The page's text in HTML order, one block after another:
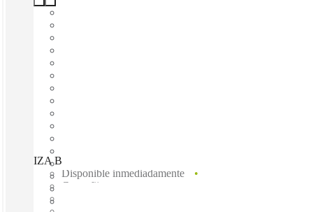
IZA BC Torre Alestra, San Pedro Garza García, 66260
Disponible inmediadamente
Gasto fijo